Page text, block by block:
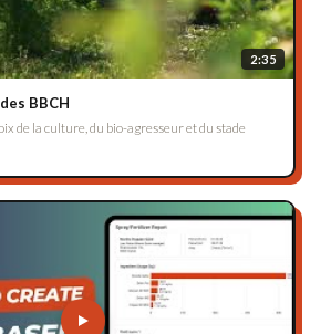
2:35
BBCH
de la culture, du bio-agresseur et du stade